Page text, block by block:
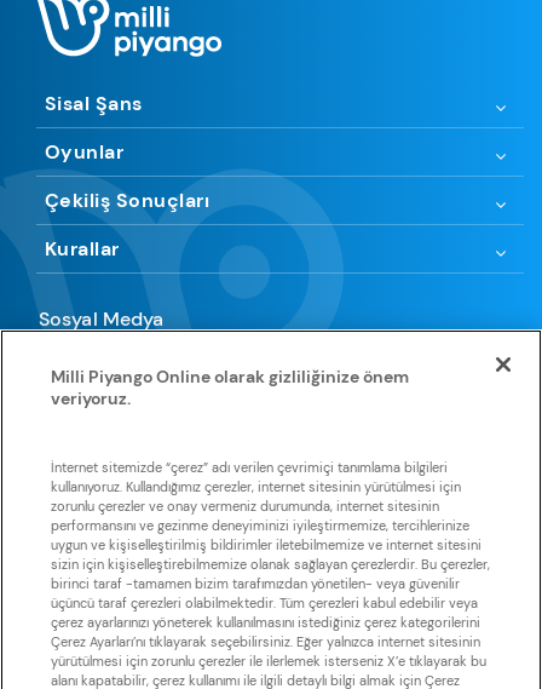
Sisal Şans
Oyunlar
Çekiliş Sonuçları
Kurallar
Sosyal Medya
Uygulamamıza göz atın
App Store Google Play Huawei
Store
Sisal Şans, Sisal Şans’a ait olan tüm metin, grafik görselleri ve
Milli Piyango Online olarak gizliliğinize önem
veriyoruz.
İnternet sitemizde “çerez” adı verilen çevrimiçi tanımlama bilgileri
kullanıyoruz. Kullandığımız çerezler, internet sitesinin yürütülmesi için
zorunlu çerezler ve onay vermeniz durumunda, internet sitesinin
performansını ve gezinme deneyiminizi iyileştirmemize, tercihlerinize
uygun ve kişiselleştirilmiş bildirimler iletebilmemize ve internet sitesini
sizin için kişiselleştirebilmemize olanak sağlayan çerezlerdir. Bu çerezler,
birinci taraf -tamamen bizim tarafımızdan yönetilen- veya güvenilir
üçüncü taraf çerezleri olabilmektedir. Tüm çerezleri kabul edebilir veya
çerez ayarlarınızı yöneterek kullanılmasını istediğiniz çerez kategorilerini
Çerez Ayarları’nı tıklayarak seçebilirsiniz. Eğer yalnızca internet sitesinin
yürütülmesi için zorunlu çerezler ile ilerlemek isterseniz X’e tıklayarak bu
alanı kapatabilir, çerez kullanımı ile ilgili detaylı bilgi almak için Çerez